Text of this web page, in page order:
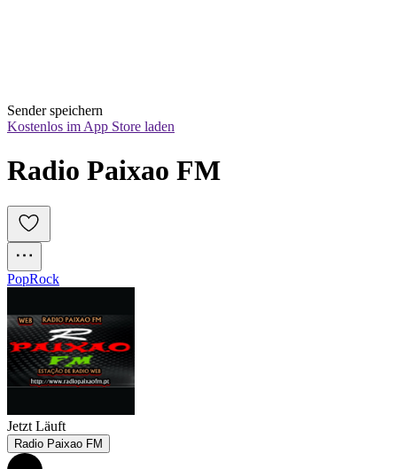
Sender speichern
Kostenlos im App Store laden
PopRock
Jetzt Läuft
Radio Paixao FM